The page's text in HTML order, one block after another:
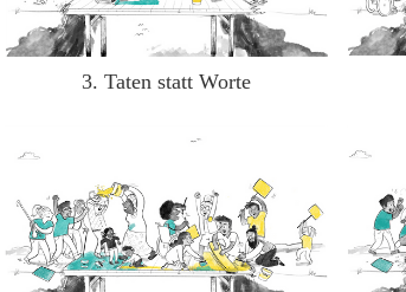
3. Taten statt Worte